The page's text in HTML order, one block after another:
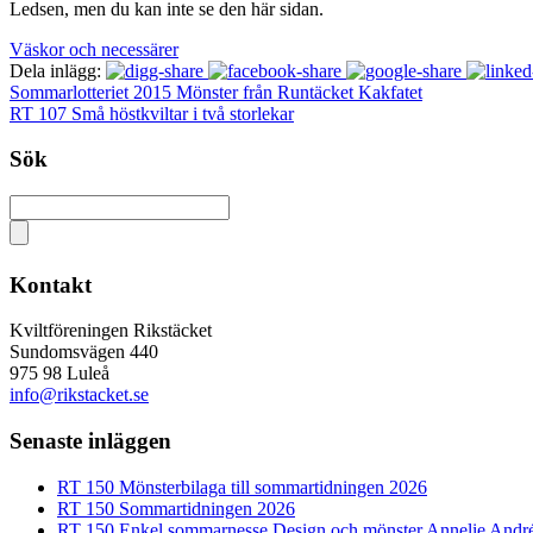
Ledsen, men du kan inte se den här sidan.
Väskor och necessärer
Dela inlägg:
Sommarlotteriet 2015 Mönster från Runtäcket Kakfatet
RT 107 Små höstkviltar i två storlekar
Sök
Kontakt
Kviltföreningen Rikstäcket
Sundomsvägen 440
975 98 Luleå
info@rikstacket.se
Senaste inläggen
RT 150 Mönsterbilaga till sommartidningen 2026
RT 150 Sommartidningen 2026